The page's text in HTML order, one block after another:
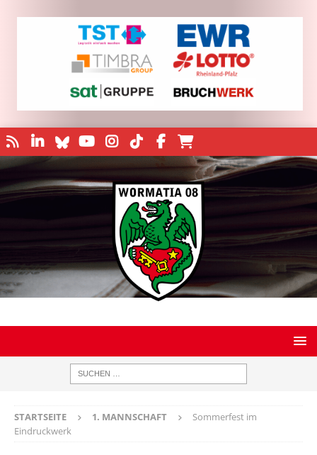
STARTSEITE 1. MANNSCHAFT
Sommerfest im
Eindruckwerk